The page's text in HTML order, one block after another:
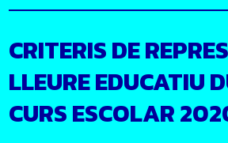
CRITERIS DE
LLEURE EDUCATIU
CURS ESCOLAR